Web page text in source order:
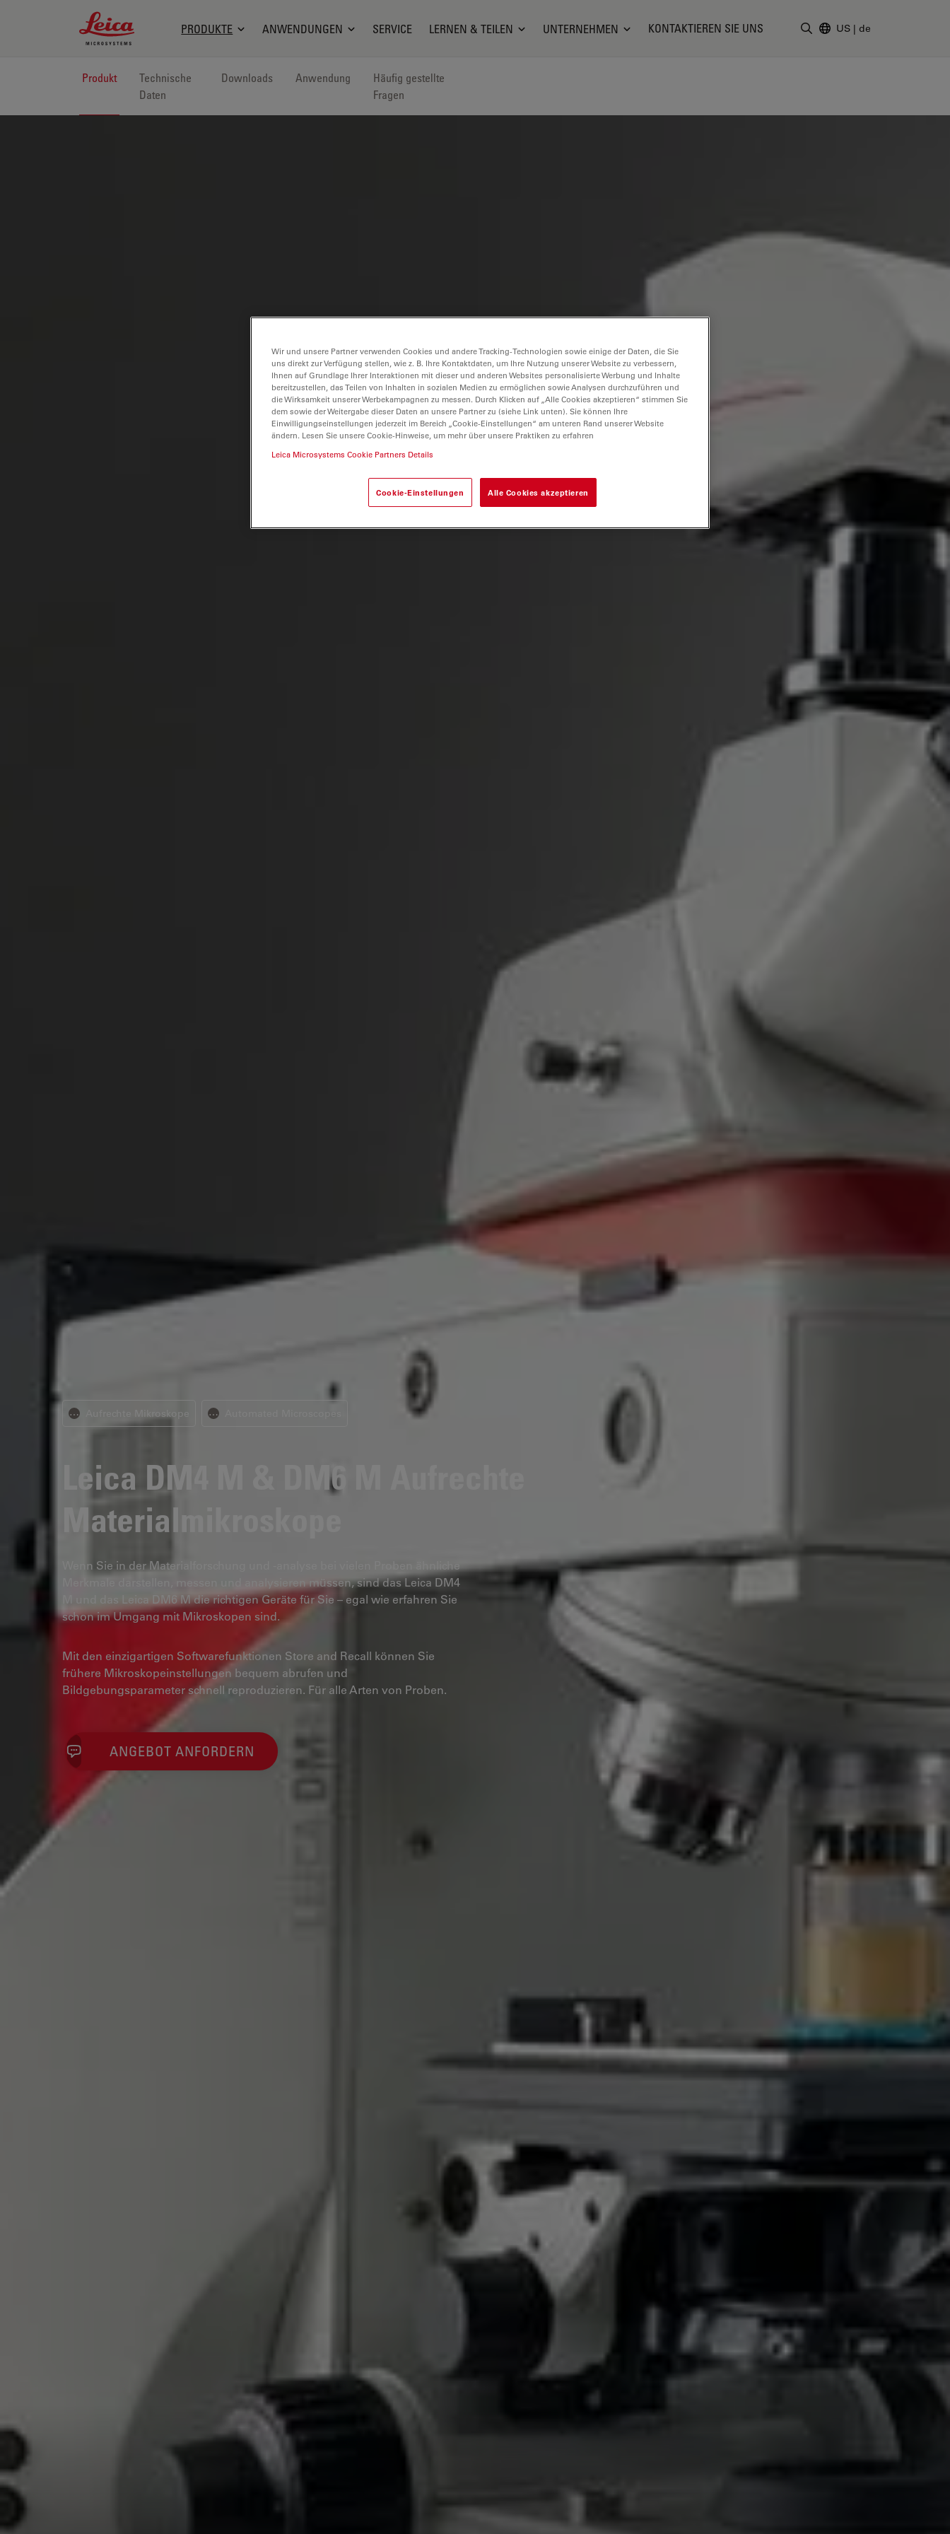
Leica Microsystems Logo
PRODUKTE ANWENDUNGEN SERVICE LERNEN & TEILEN UNTERNEHMEN KONTAKTIEREN SIE UNS US | de
Produkt
Technische
Daten
Downloads Anwendung
Häufig gestellte
Fragen
⋯ Aufrechte Mikroskope ⋯
Leica DM4 M & DM6 M
Materialmikroskope
Wenn Sie in der Materialforschung und -analyse bei vielen Proben ähnliche
Merkmale darstellen, messen und analysieren müssen, sind das Leica DM4
M und das Leica DM6 M die richtigen Geräte für Sie – egal wie erfahren Sie
schon im Umgang mit Mikroskopen sind.
Mit den einzigartigen Softwarefunktionen Store and Recall können Sie
frühere Mikroskopeinstellungen bequem abrufen und
Bildgebungsparameter schnell reproduzieren. Für alle Arten von Proben.
ANGEBOT ANFORDERN
Wir und unsere Partner verwenden Cookies und andere Tracking-Technologien sowie einige der Daten, die Sie
uns direkt zur Verfügung stellen, wie z. B. Ihre Kontaktdaten, um Ihre Nutzung unserer Website zu verbessern,
Ihnen auf Grundlage Ihrer Interaktionen mit dieser und anderen Websites personalisierte Werbung und Inhalte
bereitzustellen, das Teilen von Inhalten in sozialen Medien zu ermöglichen sowie Analysen durchzuführen und
die Wirksamkeit unserer Werbekampagnen zu messen. Durch Klicken auf „Alle Cookies akzeptieren“ stimmen Sie
dem sowie der Weitergabe dieser Daten an unsere Partner zu (siehe Link unten). Sie können Ihre
Einwilligungseinstellungen jederzeit im Bereich „Cookie-Einstellungen“ am unteren Rand unserer Website
ändern. Lesen Sie unsere Cookie-Hinweise, um mehr über unsere Praktiken zu erfahren
Leica Microsystems Cookie Partners Details
Cookie-Einstellungen Alle Cookies akzeptieren